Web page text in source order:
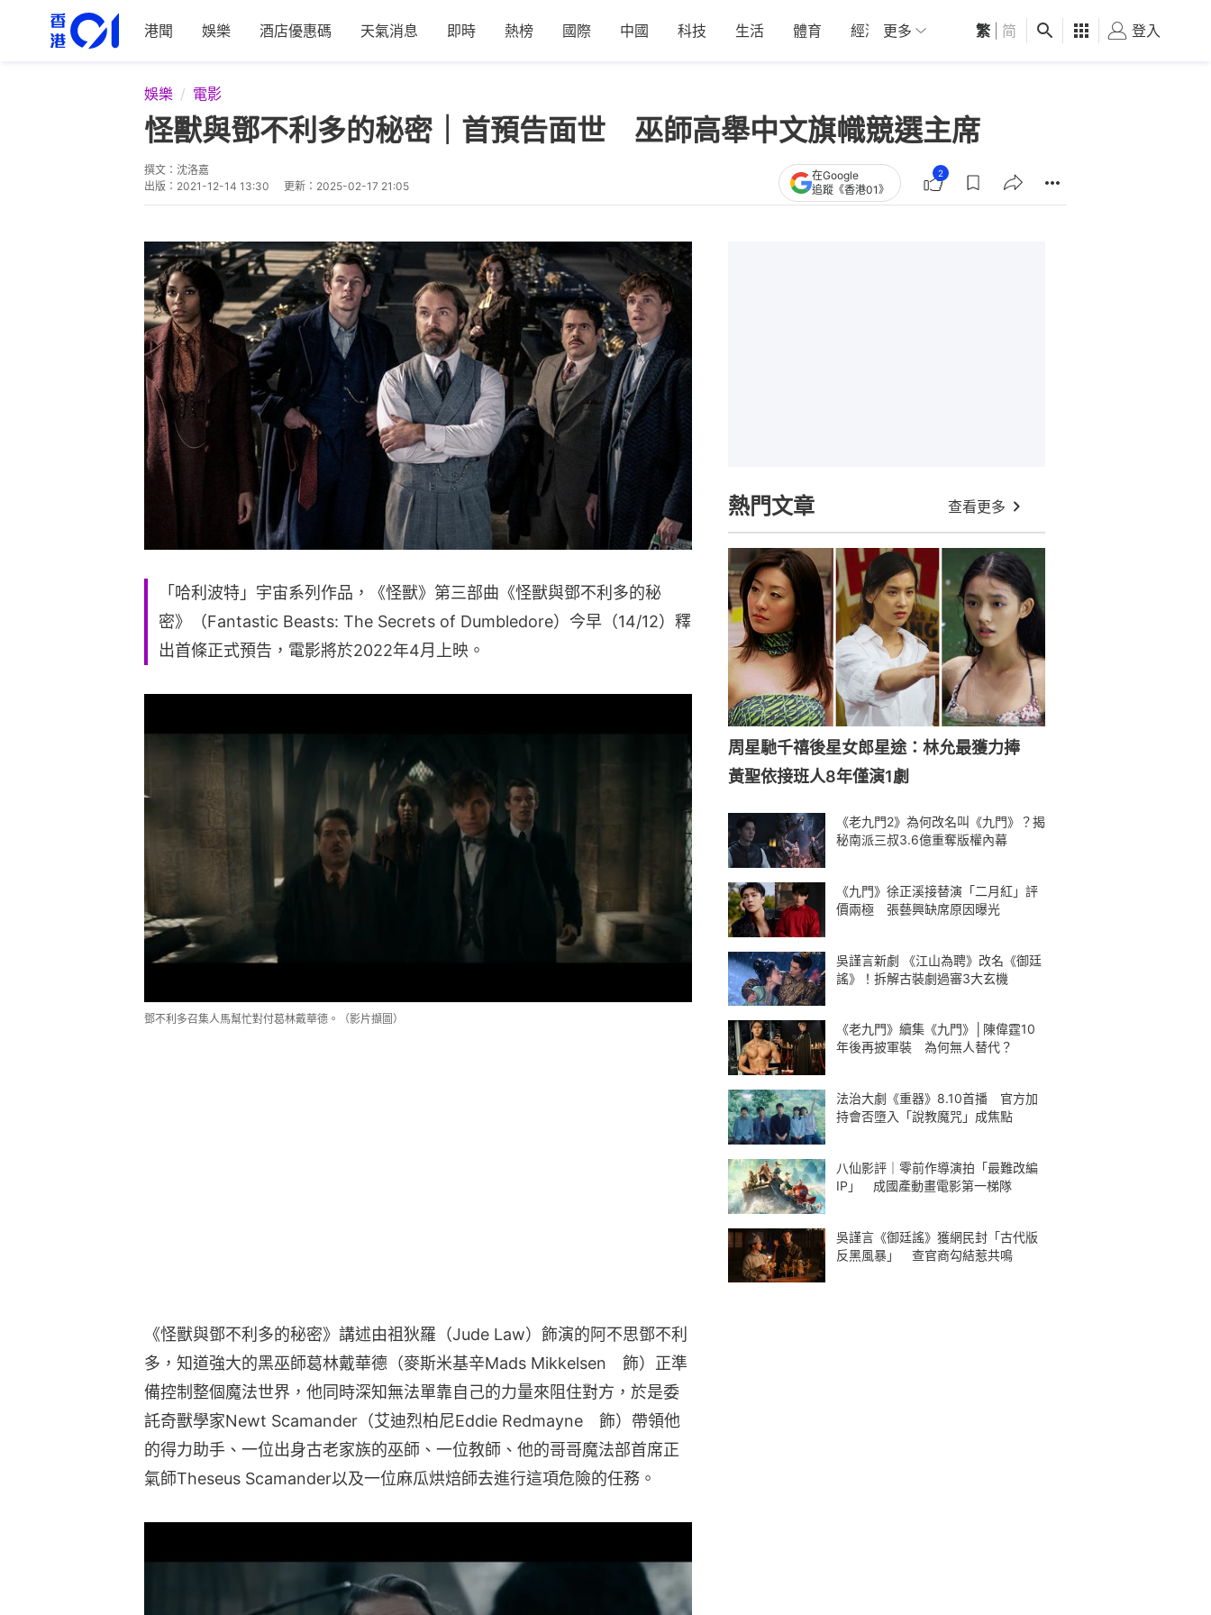
港聞 娛樂 酒店優惠碼 天氣消息 即時 熱榜 國際 中國 科技 生活 體育 經濟 01深圳 觀點 健康 好食玩飛
更多 繁 简 登入
娛樂 電影
怪獸與鄧不利多的秘密｜首預告面世 巫師高舉中文旗幟競選主席
撰文： 沈洛嘉
出版： 2021-12-14 13:30 更新： 2025-02-17 21:05
在Google
追蹤《香港01》
2
「哈利波特」宇宙系列作品，《怪獸》第三部曲《怪獸與鄧不利多的秘
密》（Fantastic Beasts: The Secrets of Dumbledore）今早（14/12）釋
出首條正式預告，電影將於2022年4月上映。
鄧不利多召集人馬幫忙對付葛林戴華德。（影片擷圖）
《怪獸與鄧不利多的秘密》講述由祖狄羅（Jude Law）飾演的阿不思鄧不利
多，知道強大的黑巫師葛林戴華德（麥斯米基辛Mads Mikkelsen　飾）正準
備控制整個魔法世界，他同時深知無法單靠自己的力量來阻住對方，於是委
託奇獸學家Newt Scamander（艾迪烈柏尼Eddie Redmayne　飾）帶領他
的得力助手、一位出身古老家族的巫師、一位教師、他的哥哥魔法部首席正
氣師Theseus Scamander以及一位麻瓜烘焙師去進行這項危險的任務。
熱門文章 查看更多
周星馳千禧後星女郎星途：林允最獲力捧
黃聖依接班人8年僅演1劇
《老九門2》為何改名叫《九門》？揭
秘南派三叔3.6億重奪版權內幕
《九門》徐正溪接替演「二月紅」評
價兩極 張藝興缺席原因曝光
吳謹言新劇 《江山為聘》改名《御廷
謠》！拆解古裝劇過審3大玄機
《老九門》續集《九門》│陳偉霆10
年後再披軍裝 為何無人替代？
法治大劇《重器》8.10首播 官方加
持會否墮入「說教魔咒」成焦點
八仙影評｜零前作導演拍「最難改編
IP」 成國產動畫電影第一梯隊
吳謹言《御廷謠》獲網民封「古代版
反黑風暴」 查官商勾結惹共鳴